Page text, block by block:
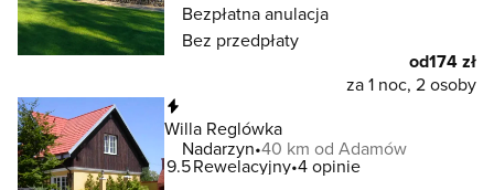
Bezpłatna anulacja
Bez przedpłaty
od174 zł
za 1 noc, 2 osoby
Willa Reglówka
Nadarzyn 40 km od Adamów
9.5Rewelacyjny 4 opinie